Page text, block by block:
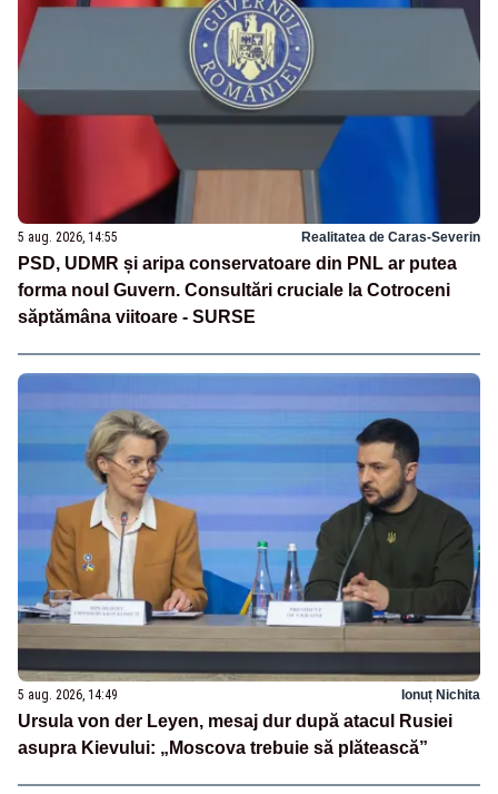
5 aug. 2026, 14:55 Realitatea de Caras-Severin
PSD, UDMR și aripa conservatoare din PNL ar putea
forma noul Guvern. Consultări cruciale la Cotroceni
săptămâna viitoare - SURSE
5 aug. 2026, 14:49 Ionuț Nichita
Ursula von der Leyen, mesaj dur după atacul Rusiei
asupra Kievului: „Moscova trebuie să plătească”